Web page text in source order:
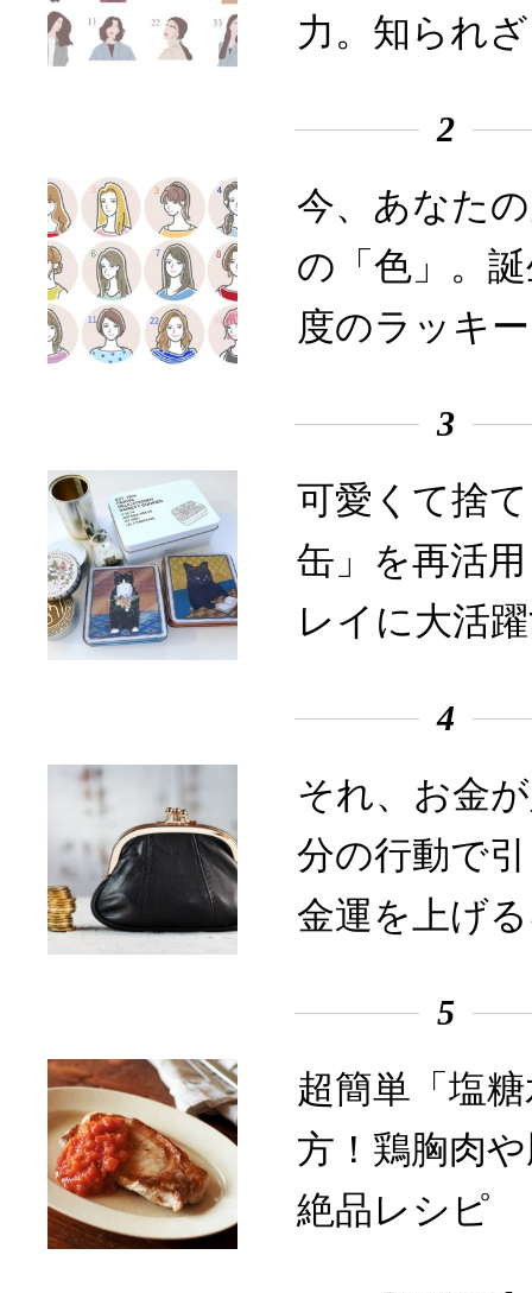
力。知られ
2
今、あなた
の「色」。
度のラッキ
3
可愛くて捨
缶」を再活
レイに大活
4
それ、お金
分の行動で
金運を上げ
5
超簡単「塩
方！鶏胸肉
絶品レシピ